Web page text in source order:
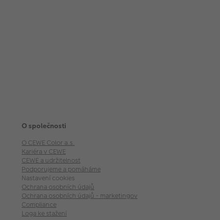
O společnosti
O CEWE Color a.s.
Kariéra v CEWE
CEWE a udržitelnost
Podporujeme a pomáháme
Nastavení cookies
Ochrana osobních údajů
Ochrana osobních údajů - marketingové akce
Compliance
Loga ke stažení